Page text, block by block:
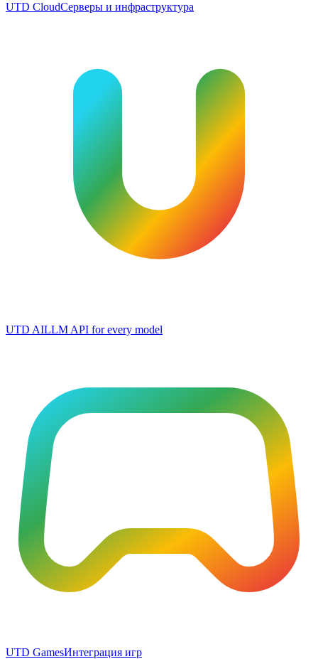
UTD CloudСерверы и инфраструктура
UTD AILLM API for every model
UTD GamesИнтеграция игр